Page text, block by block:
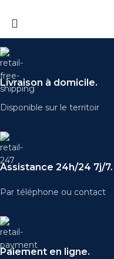
Livraison à domicile.
Disponible sur le territoir
Assistance 24h/24 7j/7.
Par téléphone ou contact
Paiement en ligne.